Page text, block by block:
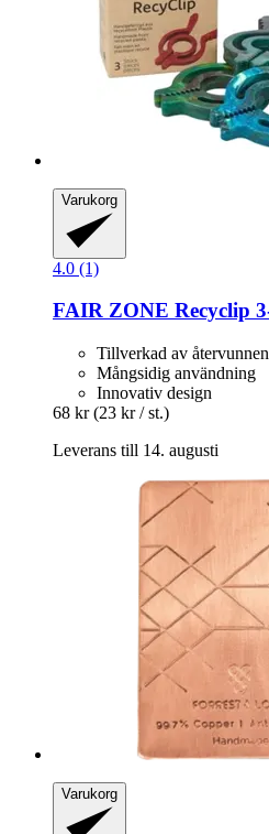
Varukorg
4.0 (1)
FAIR ZONE Recyclip
Tillverkad av
Mångsidig användning
Innovativ design
68 kr (23 kr / st.)
Leverans till 14. augusti
Varukorg